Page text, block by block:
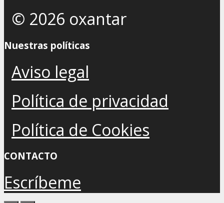
© 2026 oxantar
Nuestras políticas
Aviso legal
Política de privacidad
Política de Cookies
CONTACTO
Escríbeme